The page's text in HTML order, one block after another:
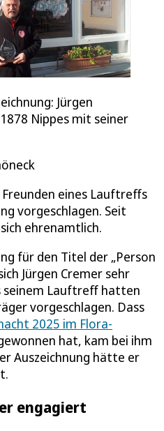
Jürgen
Nippes mit seiner
eines Lauftreffs
vorgeschlagen. Seit
ehrenamtlich.
für den Titel der „Person
Jürgen Cremer sehr
seinem Lauftreff hatten
vorgeschlagen. Dass
2025 im Flora-
hat, kam bei ihm
Auszeichnung hätte er
engagiert